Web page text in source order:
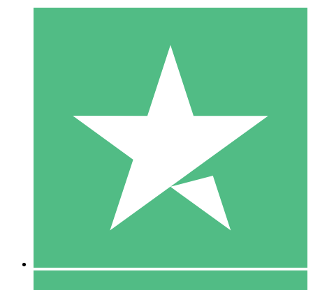
Paquetes de Créditos Individuales
Paga según el uso con créditos de descarga. Sin compromiso
10 00